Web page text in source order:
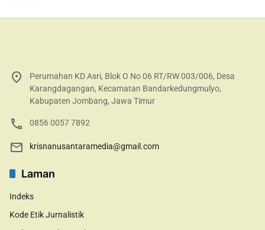
Perumahan KD Asri, Blok O No 06 RT/RW 003/006, Desa
Karangdagangan, Kecamatan Bandarkedungmulyo,
Kabupaten Jombang, Jawa Timur
0856 0057 7892
krisnanusantaramedia@gmail.com
Laman
Indeks
Kode Etik Jurnalistik